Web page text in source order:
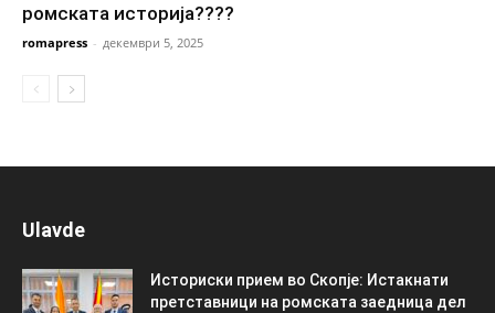
ромската историја????
romapress - декември 5, 2025
Ulavde
Историски прием во Скопје: Истакнати
претставници на ромската заедница дел